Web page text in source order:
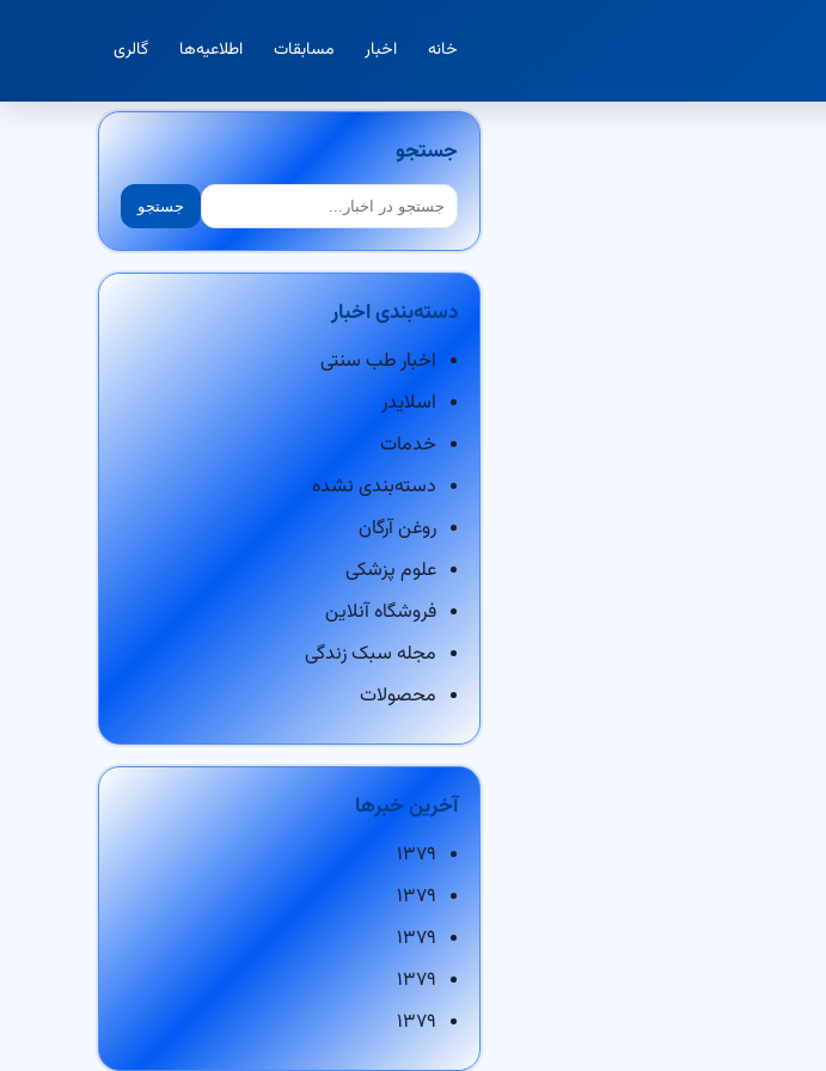
خانه اخبار مسابقات اطلاعیه‌ها گالری
جستجو
جستجو جستجو
دسته‌بندی اخبار
اخبار طب سنتی
اسلایدر
خدمات
دسته‌بندی نشده
روغن آرگان
علوم پزشکی
فروشگاه آنلاین
مجله سبک زندگی
محصولات
آخرین خبرها
۱۳۷۹
۱۳۷۹
۱۳۷۹
۱۳۷۹
۱۳۷۹